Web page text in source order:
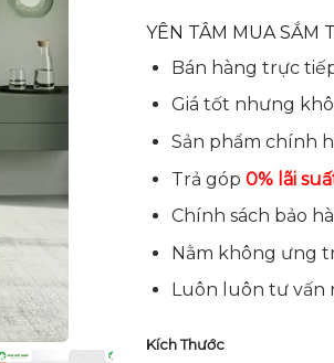
YÊN TÂM MUA SẮM
Bán hàng trực
Giá tốt nhưng
Sản phẩm chính
Trả góp 0% lãi
Chính sách bảo
Nằm không ưng
Luôn luôn tư vấn
Kích Thước